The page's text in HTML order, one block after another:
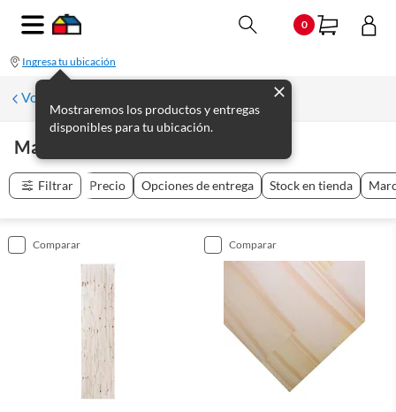
0
Ingresa tu ubicación
Mostraremos los productos y entregas
disponibles para tu ubicación.
Volver a Materiales de Construcción
Maderas Y Tableros
Filtrar Precio Opciones de entrega Stock en tienda
comparar comparar